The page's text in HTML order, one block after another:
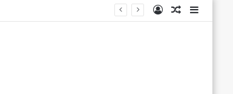
Sidebar
Tilfeldig
Log